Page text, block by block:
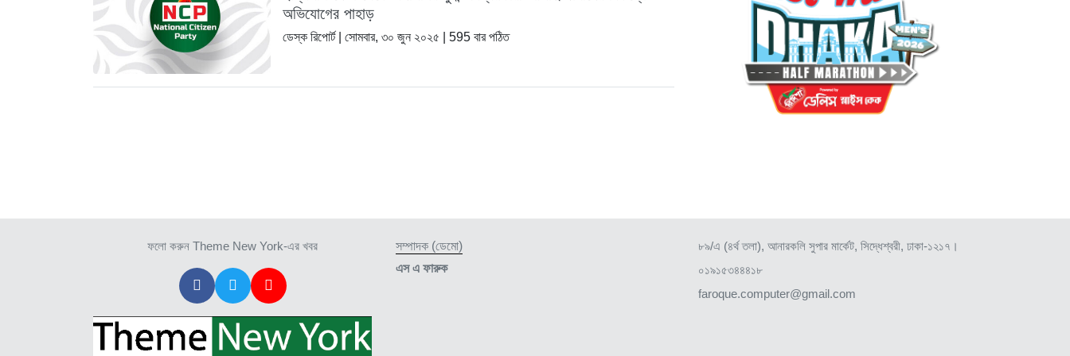
অভিযোগের পাহাড়
ডেস্ক রিপোর্ট | সোমবার, ৩০ জুন ২০২৫ | 595 বার পঠিত
ফলো করুন Theme New York-এর খবর
সম্পাদক (ডেমো)
এস এ ফারুক
৮৯/এ (৪র্থ তলা), আনারকলি সুপার মার্কেট, সিদ্ধেশ্বরী, ঢাকা-১২১৭।
০১৯১৫৩৪৪৪১৮
faroque.computer@gmail.com